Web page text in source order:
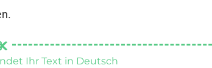
Ihr Text in Deutsch